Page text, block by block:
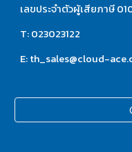
เลขประจำตัวผู้เสียภาษี
T: 023023122
E: th_sales@cloud-